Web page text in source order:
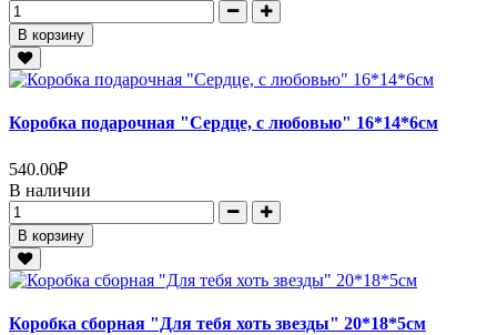
В корзину
Коробка подарочная "Сердце, с любовью" 16*14*6см
540.00₽
В наличии
В корзину
Коробка сборная "Для тебя хоть звезды" 20*18*5см